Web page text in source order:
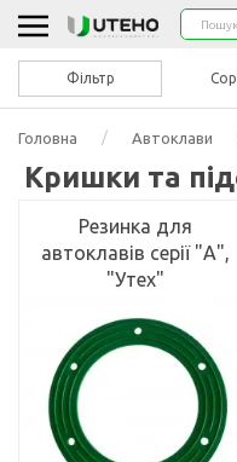
Головна Автоклави
Кришки та
Фільтр
Резинка для
автоклавів серії "А",
"Утех"